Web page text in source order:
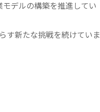
デルの構築を推進してい
す新たな挑戦を続けていま